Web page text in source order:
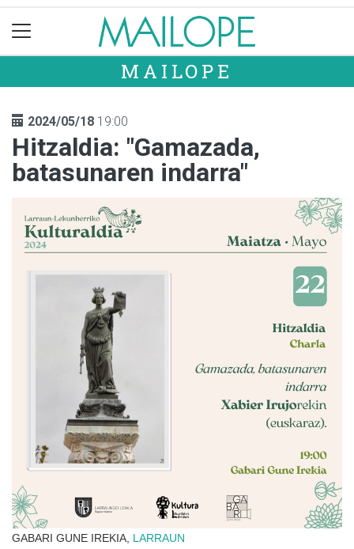
MAILOPE
2024/05/18 19:00
Hitzaldia: "Gamazada,
batasunaren indarra"
GABARI GUNE IREKIA, LARRAUN